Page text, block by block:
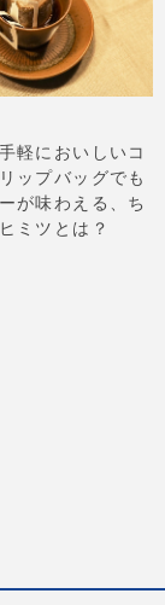
軽においしいコ
ップバッグでも
が味わえる、ち
ミツとは？